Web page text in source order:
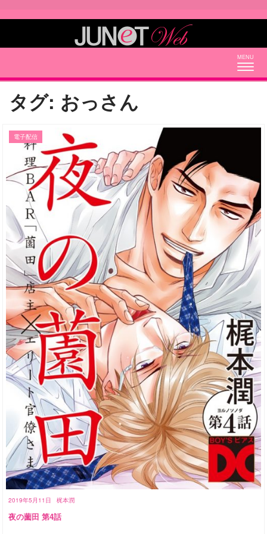
タグ: おっさん
2019年5月11日 梶本潤
電子配信
夜の薗田 第4話